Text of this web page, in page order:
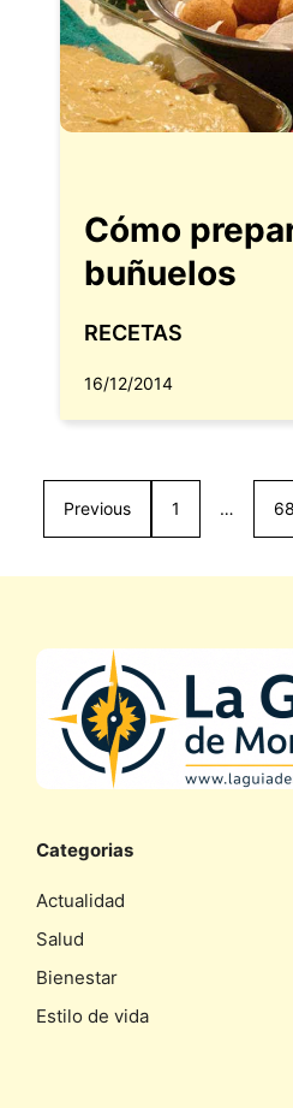
Cómo
buñuelos
RECETAS
16/12/2014
Previous 1 … 68
Categorias
Actualidad
Salud
Bienestar
Estilo de vida